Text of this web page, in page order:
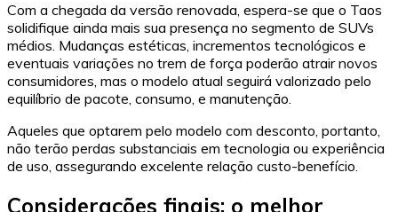
Com a chegada da versão renovada, espera-se que o Taos
solidifique ainda mais sua presença no segmento de SUVs
médios. Mudanças estéticas, incrementos tecnológicos e
eventuais variações no trem de força poderão atrair novos
consumidores, mas o modelo atual seguirá valorizado pelo
equilíbrio de pacote, consumo, e manutenção.
Aqueles que optarem pelo modelo com desconto, portanto,
não terão perdas substanciais em tecnologia ou experiência
de uso, assegurando excelente relação custo-benefício.
Considerações finais: o melhor